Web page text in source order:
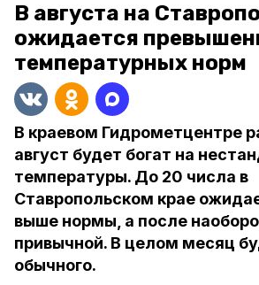
В августа на
ожидается
температурных норм
В краевом Гидрометцентре
август будет богат на
температуры. До 20 числа в
Ставропольском крае
выше нормы, а после
привычной. В целом месяц
обычного.